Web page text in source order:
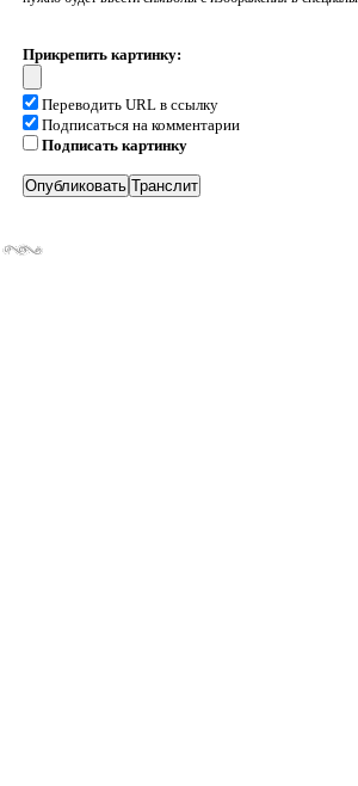
Прикрепить картинку:
Переводить URL в ссылку
Подписаться на комментарии
Подписать картинку